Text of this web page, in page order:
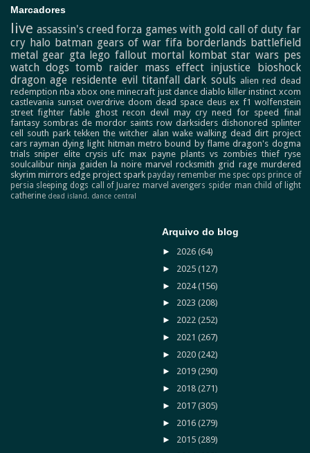
Marcadores
live assassin's creed forza games with gold call of duty far
cry halo batman gears of war fifa borderlands battlefield
metal gear gta lego fallout mortal kombat star wars pes
watch dogs tomb raider mass effect injustice bioshock
dragon age residente evil titanfall dark souls alien red dead
redemption nba xbox one minecraft just dance diablo killer instinct xcom
castlevania sunset overdrive doom dead space deus ex f1 wolfenstein
street fighter fable ghost recon devil may cry need for speed final
fantasy sombras de mordor saints row darksiders dishonored splinter
cell south park tekken the witcher alan wake walking dead dirt project
cars rayman dying light hitman metro bound by flame dragon's dogma
trials sniper elite crysis ufc max payne plants vs zombies thief ryse
soulcalibur ninja gaiden la noire marvel rocksmith grid rage murdered
skyrim mirrors edge project spark payday remember me spec ops prince of
persia sleeping dogs call of Juarez marvel avengers spider man child of light
catherine dead island. dance central
Arquivo do blog
► 2026 (64)
► 2025 (127)
► 2024(156)
► 2023 (208)
► 2022 (252)
► 2021 (267)
► 2020 (242)
► 2019 (290)
► 2018 (271)
► 2017 (305)
► 2016 (279)
► 2015 (289)